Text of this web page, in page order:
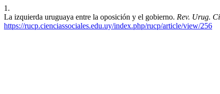
1.
La izquierda uruguaya entre la oposición y el gobierno. Rev. Urug.
https://rucp.cienciassociales.edu.uy/index.php/rucp/article/view/256